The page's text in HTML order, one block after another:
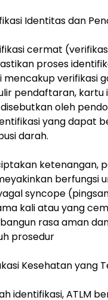
Identitas dan
cermat
proses
mencakup verifikasi
pendaftaran, kartu
oleh
yang dapat
darah.
ketenangan,
berfungsi
syncope
kali atau yang
rasa aman
prosedur
Kesehatan yang
identifikasi, ATLM